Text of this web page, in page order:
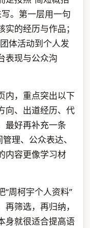
。第一层用一句
的经历与作品；
体活动到个人发
表现与公众沟
内，重点突出以下
向、出道经历、代
最好再补充一条
理、公众表达、
内容更像学习材
周柯宇个人资料”
筛选，再归纳，
身就很适合提高语